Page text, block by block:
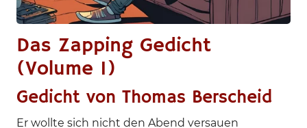
Das Zapping Gedicht
(Volume 1)
Gedicht von Thomas Berscheid
Er wollte sich nicht den Abend versauen